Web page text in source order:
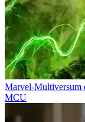
Marvel-Multiversum
MCU